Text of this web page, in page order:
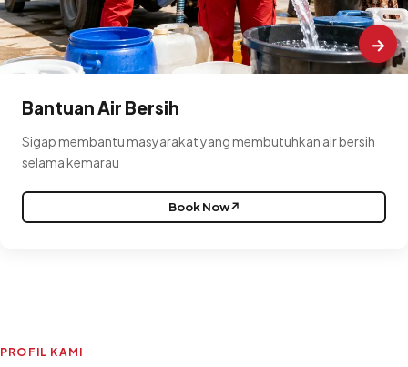
→
Bantuan Air Bersih
Sigap membantu masyarakat yang membutuhkan air bersih
selama kemarau
Book Now↗
PROFIL KAMI